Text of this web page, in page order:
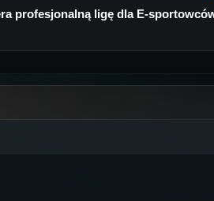
profesjonalną ligę dla E-